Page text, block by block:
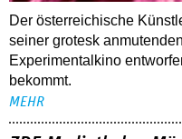
Der österreichische
seiner grotesk
Experimentalkino
bekommt.
MEHR